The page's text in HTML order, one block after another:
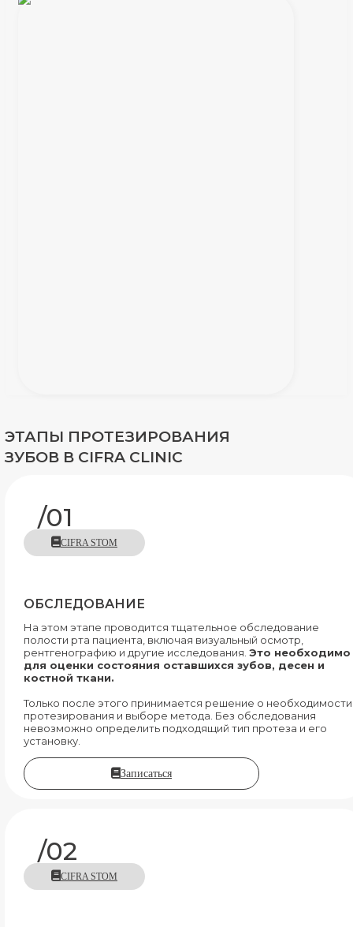
ЭТАПЫ ПРОТЕЗИРОВАНИЯ
ЗУБОВ В CIFRA CLINIC
/01
CIFRA STOM
ОБСЛЕДОВАНИЕ
На этом этапе проводится тщательное обследование
полости рта пациента, включая визуальный осмотр,
рентгенографию и другие исследования. Это необходимо
для оценки состояния оставшихся зубов, десен и
костной ткани.
Только после этого принимается решение о необходимости
протезирования и выборе метода. Без обследования
невозможно определить подходящий тип протеза и его
установку.
Записаться
/02
CIFRA STOM